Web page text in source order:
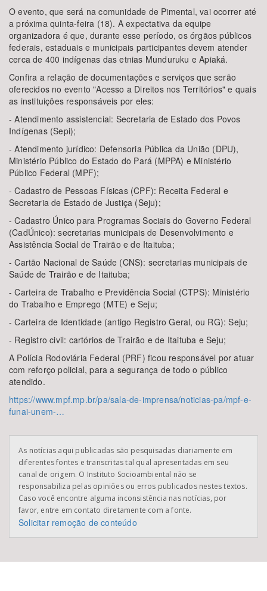
O evento, que será na comunidade de Pimental, vai ocorrer até
a próxima quinta-feira (18). A expectativa da equipe
organizadora é que, durante esse período, os órgãos públicos
federais, estaduais e municipais participantes devem atender
cerca de 400 indígenas das etnias Munduruku e Apiaká.
Confira a relação de documentações e serviços que serão
oferecidos no evento "Acesso a Direitos nos Territórios" e quais
as instituições responsáveis por eles:
- Atendimento assistencial: Secretaria de Estado dos Povos
Indígenas (Sepi);
- Atendimento jurídico: Defensoria Pública da União (DPU),
Ministério Público do Estado do Pará (MPPA) e Ministério
Público Federal (MPF);
- Cadastro de Pessoas Físicas (CPF): Receita Federal e
Secretaria de Estado de Justiça (Seju);
- Cadastro Único para Programas Sociais do Governo Federal
(CadÚnico): secretarias municipais de Desenvolvimento e
Assistência Social de Trairão e de Itaituba;
- Cartão Nacional de Saúde (CNS): secretarias municipais de
Saúde de Trairão e de Itaituba;
- Carteira de Trabalho e Previdência Social (CTPS): Ministério
do Trabalho e Emprego (MTE) e Seju;
- Carteira de Identidade (antigo Registro Geral, ou RG): Seju;
- Registro civil: cartórios de Trairão e de Itaituba e Seju;
A Polícia Rodoviária Federal (PRF) ficou responsável por atuar
com reforço policial, para a segurança de todo o público
atendido.
https://www.mpf.mp.br/pa/sala-de-imprensa/noticias-pa/mpf-e-
funai-unem-…
As notícias aqui publicadas são pesquisadas diariamente em
diferentes fontes e transcritas tal qual apresentadas em seu
canal de origem. O Instituto Socioambiental não se
responsabiliza pelas opiniões ou erros publicados nestes textos.
Caso você encontre alguma inconsistência nas notícias, por
favor, entre em contato diretamente com a fonte.
Solicitar remoção de conteúdo